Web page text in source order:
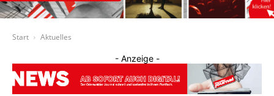
Start Aktuelles
- Anzeige -